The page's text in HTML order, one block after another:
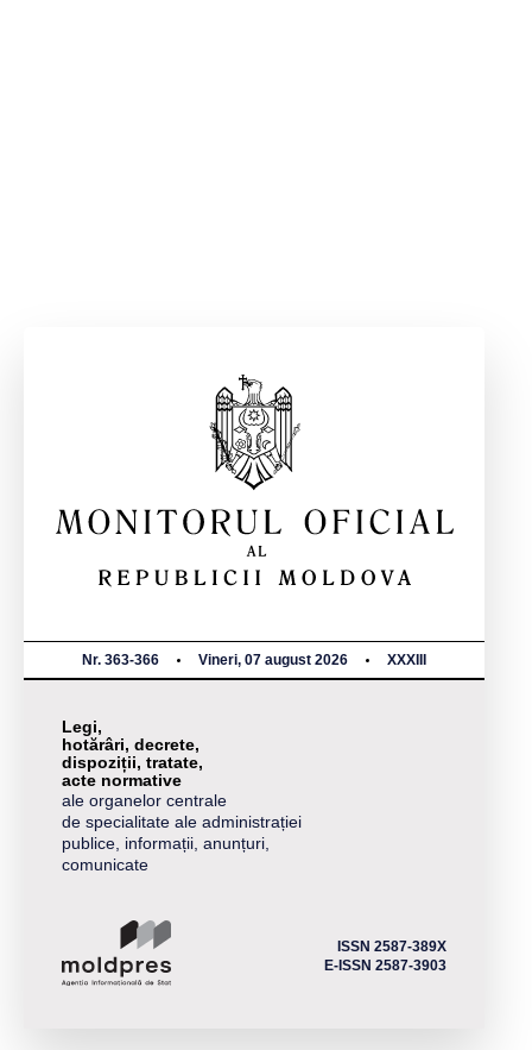
Nr. 363-366 Vineri, 07 august 2026 XXXIII
Legi,
hotărâri, decrete,
dispoziții, tratate,
acte normative
ale organelor centrale
de specialitate ale administrației
publice, informații, anunțuri,
comunicate
ISSN 2587-389X
E-ISSN 2587-3903